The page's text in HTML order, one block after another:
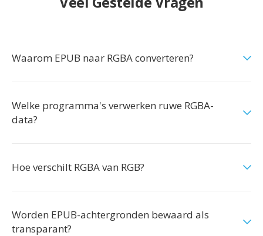
Waarom EPUB naar RGBA converteren?
Welke programma's verwerken ruwe RGBA-
data?
Hoe verschilt RGBA van RGB?
Worden EPUB-achtergronden bewaard als
transparant?